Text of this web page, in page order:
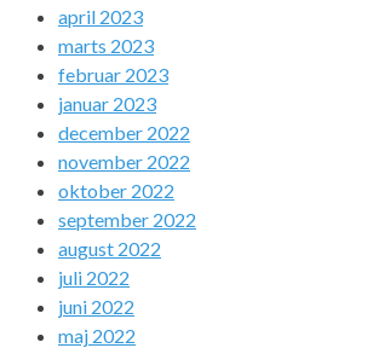
april 2023
marts 2023
februar 2023
januar 2023
december 2022
november 2022
oktober 2022
september 2022
august 2022
juli 2022
juni 2022
maj 2022